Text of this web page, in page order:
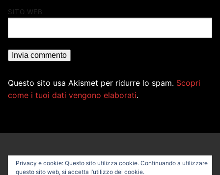
SITO WEB
Questo sito usa Akismet per ridurre lo spam. Scopri
come i tuoi dati vengono elaborati.
Privacy e cookie: Questo sito utilizza cookie. Continuando a utilizzare
questo sito web, si accetta l’utilizzo dei cookie.